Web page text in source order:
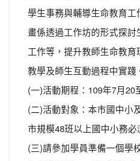
學生事務與輔導生命教育
畫係透過工作坊的形式探
工作等，提升教師生命教
教學及師生互動過程中實踐
(一)活動期程：109年7月20
(二)活動對象：本市國中小
市規模48班以上國中小務必
(三)請參加學員準備一個學